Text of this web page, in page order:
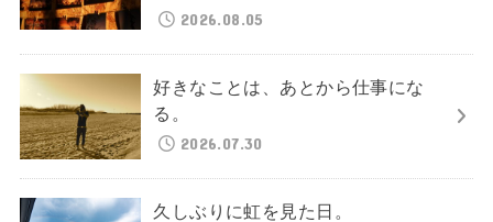
2026.08.05
好きなことは、あとから仕事にな
る。
2026.07.30
久しぶりに虹を見た日。